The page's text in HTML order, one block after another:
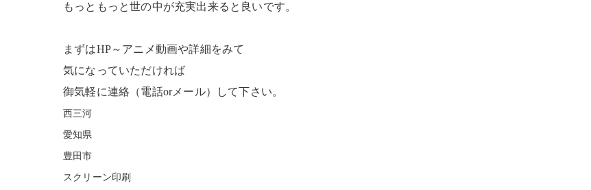
もっともっと世の中が充実出来ると良いです。
まずはHP～アニメ動画や詳細をみて
気になっていただければ
御気軽に連絡（電話orメール）して下さい。
西三河
愛知県
豊田市
スクリーン印刷